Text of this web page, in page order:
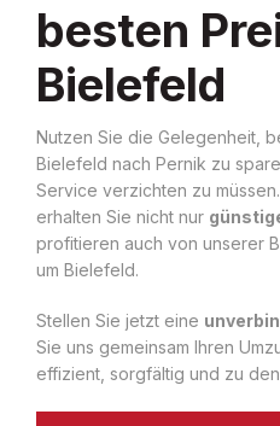
besten
Bielefeld
Nutzen Sie die Gelegenheit,
Bielefeld nach Pernik zu
Service verzichten zu
erhalten Sie nicht nur
profitieren auch von unserer
um Bielefeld.
Stellen Sie jetzt eine
Sie uns gemeinsam Ihren
effizient, sorgfältig und zu